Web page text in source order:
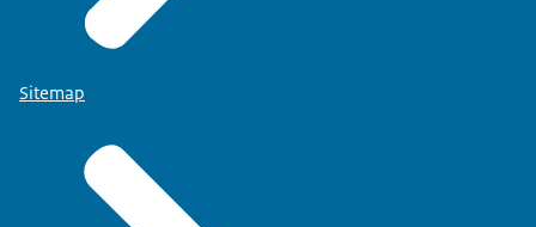
Sitemap